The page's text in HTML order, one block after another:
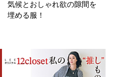
新着
気候とおしゃれ欲の隙間を
埋める服！